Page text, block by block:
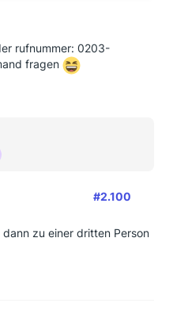
rufnummer: 0203-
fragen
#2.100
zu einer dritten Person